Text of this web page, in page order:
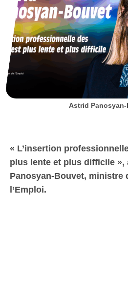
Astrid
« L’insertion
plus lente et plus difficile »,
Panosyan-Bouvet, ministre
l’Emploi.